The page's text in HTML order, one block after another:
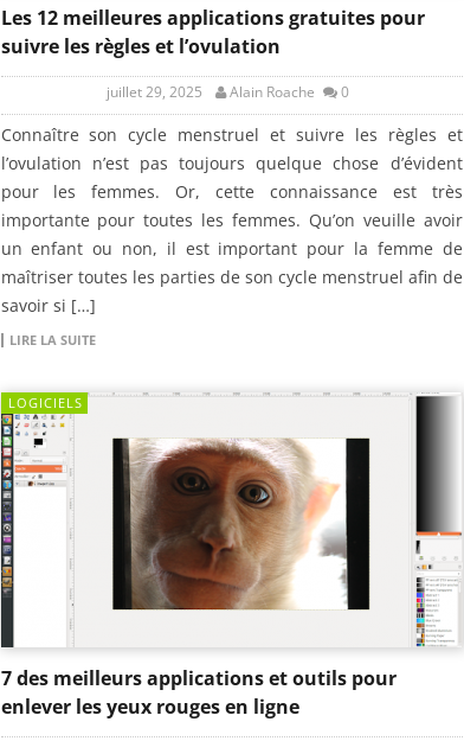
Les 12 meilleures applications gratuites pour
suivre les règles et l’ovulation
juillet 29, 2025 Alain Roache 0
Connaître son cycle menstruel et suivre les règles et
l’ovulation n’est pas toujours quelque chose d’évident
pour les femmes. Or, cette connaissance est très
importante pour toutes les femmes. Qu’on veuille avoir
un enfant ou non, il est important pour la femme de
maîtriser toutes les parties de son cycle menstruel afin de
savoir si […]
LIRE LA SUITE
LOGICIELS
7 des meilleurs applications et outils pour
enlever les yeux rouges en ligne